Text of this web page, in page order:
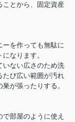
ことから、固定資産
を作っても無駄に
なります。
いない広さのため洗
たび広い範囲が汚れ
が張ったりする。
部屋のように使え